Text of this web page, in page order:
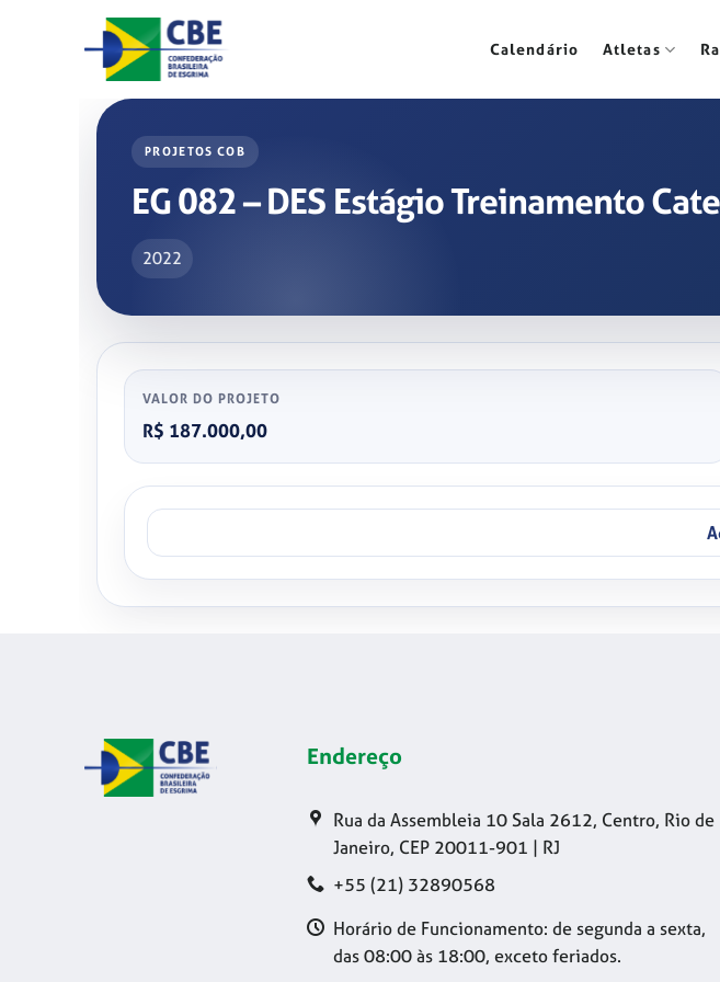
Calendário Atletas
PROJETOS COB
EG 082 – DES Estágio Treinamento
2022
VALOR DO PROJETO
R$ 187.000,00
Endereço
Rua da Assembleia 10 Sala 2612, Centro, Rio de
Janeiro, CEP 20011-901 | RJ
+55 (21) 32890568
Horário de Funcionamento: de segunda a sexta,
das 08:00 às 18:00, exceto feriados.